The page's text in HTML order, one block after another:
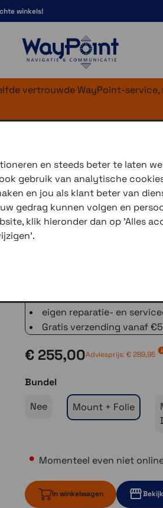
winkels!
vertrouwde WayPoint-service,
+ Folie
De Garmin Edge Explore 2 is
navigatie mogelijkheden,
perfect voor recreatieve en
De Edge Explore gebruiken
eigen reparatie- en
Gratis verzending vanaf
€ 255,00Adviesprijs: € 289,95
Bundel
Nee
Mount + Folie
Momenteel even niet
In winkelwagen
en steeds beter te laten
gebruik van analytische
en jou als klant beter van
gedrag kunnen volgen en
klik hieronder dan op 'Alles